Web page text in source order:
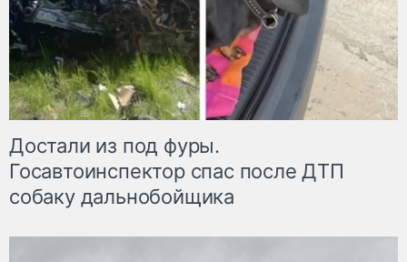
Достали из под фуры.
Госавтоинспектор спас после ДТП
собаку дальнобойщика